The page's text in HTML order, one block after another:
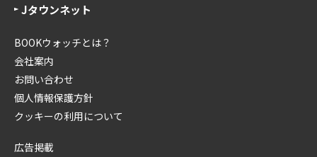
Jタウンネット
BOOKウォッチとは？
会社案内
お問い合わせ
個人情報保護方針
クッキーの利用について
広告掲載